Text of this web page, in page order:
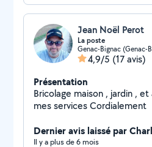
Jean Noël Perot
La poste
Genac-Bignac (Genac-
4,9/5 (17 avis)
Présentation
Bricolage maison , jardin ,
mes services Cordialement
Dernier avis laissé par
Il y a plus de 6 mois